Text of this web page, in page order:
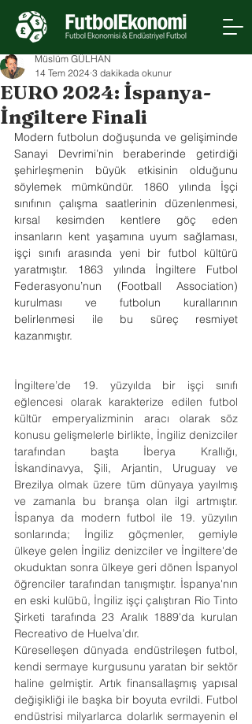
EURO 2024: İspanya-
İngiltere Finali
Müslüm GÜLHAN
14 Tem 2024 3 dakikada okunur
Modern futbolun doğuşunda ve gelişiminde
Sanayi Devrimi’nin beraberinde getirdiği
şehirleşmenin büyük etkisinin olduğunu
söylemek mümkündür. 1860 yılında İşçi
sınıfının çalışma saatlerinin düzenlenmesi,
kırsal kesimden kentlere göç eden
insanların kent yaşamına uyum sağlaması,
işçi sınıfı arasında yeni bir futbol kültürü
yaratmıştır. 1863 yılında İngiltere Futbol
Federasyonu’nun (Football Association)
kurulması ve futbolun kurallarının
belirlenmesi ile bu süreç resmiyet
kazanmıştır.
İngiltere’de 19. yüzyılda bir işçi sınıfı
eğlencesi olarak karakterize edilen futbol
kültür emperyalizminin aracı olarak söz
konusu gelişmelerle birlikte, İngiliz denizciler
tarafından başta İberya Krallığı,
İskandinavya, Şili, Arjantin, Uruguay ve
Brezilya olmak üzere tüm dünyaya yayılmış
ve zamanla bu branşa olan ilgi artmıştır.
İspanya da modern futbol ile 19. yüzyılın
sonlarında; İngiliz göçmenler, gemiyle
ülkeye gelen İngiliz denizciler ve İngiltere'de
okuduktan sonra ülkeye geri dönen İspanyol
öğrenciler tarafından tanışmıştır. İspanya'nın
en eski kulübü, İngiliz işçi çalıştıran Rio Tinto
Şirketi tarafında 23 Aralık 1889'da kurulan
Recreativo de Huelva’dır.
Küreselleşen dünyada endüstrileşen futbol,
kendi sermaye kurgusunu yaratan bir sektör
haline gelmiştir. Artık finansallaşmış yapısal
değişikliği ile başka bir boyuta evrildi. Futbol
endüstrisi milyarlarca dolarlık sermayenin el